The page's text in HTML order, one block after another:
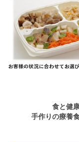
食と健
手作りの療養